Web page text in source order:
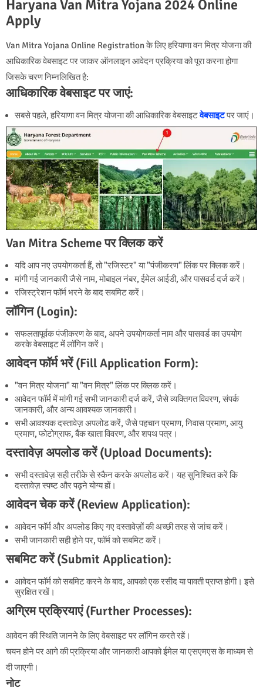
Haryana Van Mitra Yojana 2024 Online
Apply
Van Mitra Yojana Online Registration के लिए हरियाणा वन मित्र योजना की
आधिकारिक वेबसाइट पर जाकर ऑनलाइन आवेदन प्रक्रिया को पूरा करना होगा
जिसके चरण निम्नलिखित है:
आधिकारिक वेबसाइट पर जाएं:
सबसे पहले, हरियाणा वन मित्र योजना की आधिकारिक वेबसाइटवेबसाइटपर जाएं।
Van Mitra Scheme पर क्लिक करें
यदि आप नए उपयोगकर्ता हैं, तो "रजिस्टर" या "पंजीकरण" लिंक पर क्लिक करें।
मांगी गई जानकारी जैसे नाम, मोबाइल नंबर, ईमेल आईडी, और पासवर्ड दर्ज करें।
रजिस्ट्रेशन फॉर्म भरने के बाद सबमिट करें।
लॉगिन (Login):
सफलतापूर्वक पंजीकरण के बाद, अपने उपयोगकर्ता नाम और पासवर्ड का उपयोग
करके वेबसाइट में लॉगिन करें।
आवेदन फॉर्म भरें (Fill Application Form):
"वन मित्र योजना" या "वन मित्र" लिंक पर क्लिक करें।
आवेदन फॉर्म में मांगी गई सभी जानकारी दर्ज करें, जैसे व्यक्तिगत विवरण, संपर्क
जानकारी, और अन्य आवश्यक जानकारी।
सभी आवश्यक दस्तावेज़ अपलोड करें, जैसे पहचान प्रमाण, निवास प्रमाण, आयु
प्रमाण, फोटोग्राफ, बैंक खाता विवरण, और शपथ पत्र।
दस्तावेज़ अपलोड करें (Upload Documents):
सभी दस्तावेज़ सही तरीके से स्कैन करके अपलोड करें। यह सुनिश्चित करें कि
दस्तावेज़ स्पष्ट और पढ़ने योग्य हों।
आवेदन चेक करें (Review Application):
आवेदन फॉर्म और अपलोड किए गए दस्तावेज़ों की अच्छी तरह से जांच करें।
सभी जानकारी सही होने पर, फॉर्म को सबमिट करें।
सबमिट करें (Submit Application):
आवेदन फॉर्म को सबमिट करने के बाद, आपको एक रसीद या पावती प्राप्त होगी। इसे
सुरक्षित रखें।
अग्रिम प्रक्रियाएं (Further Processes):
आवेदन की स्थिति जानने के लिए वेबसाइट पर लॉगिन करते रहें।
चयन होने पर आगे की प्रक्रिया और जानकारी आपको ईमेल या एसएमएस के माध्यम से
दी जाएगी।
नोट